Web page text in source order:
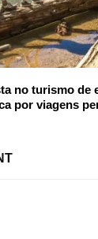
no turismo de
por viagens